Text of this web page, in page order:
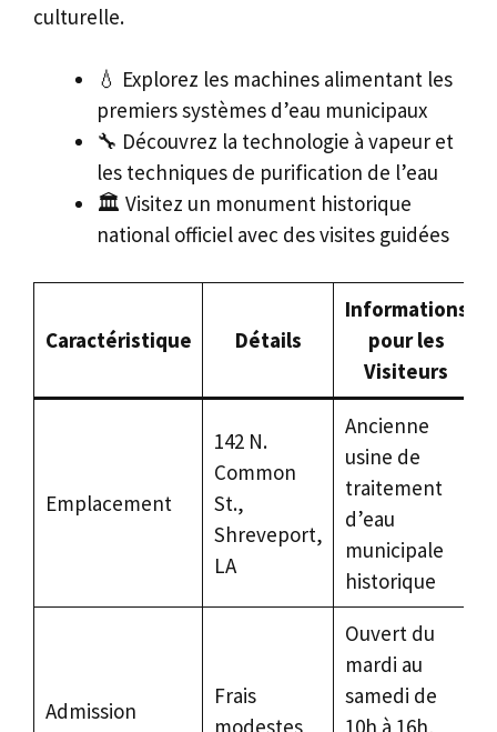
culturelle.
💧 Explorez les machines alimentant les
premiers systèmes d’eau municipaux
🔧 Découvrez la technologie à vapeur et
les techniques de purification de l’eau
🏛️ Visitez un monument historique
national officiel avec des visites guidées
Caractéristique Détails
Informations
pour les
Visiteurs
Emplacement
142 N.
Common
St.,
Shreveport,
LA
Ancienne
usine de
traitement
d’eau
municipale
historique
Admission
Frais
modestes
Ouvert du
mardi au
samedi de
10h à 16h,